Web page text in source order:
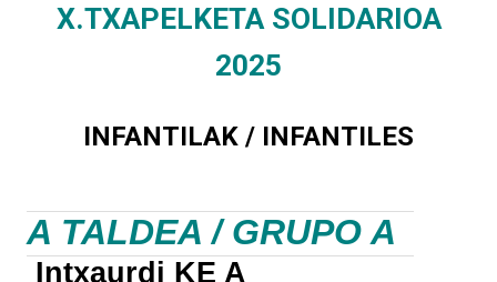
X.TXAPELKETA SOLIDARIOA
2025
INFANTILAK / INFANTILES
A TALDEA / GRUPO A
Intxaurdi KE A